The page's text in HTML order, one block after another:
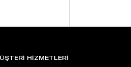
HİZMETLERİ